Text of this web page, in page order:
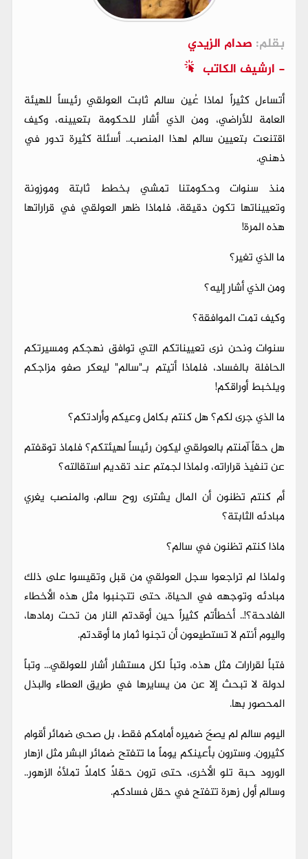
بقلم: صدام الزيدي
- ارشيف الكاتب
أتساءل كثيراً لماذا عُين سالم ثابت العولقي رئيساً للهيئة
العامة للأراضي، ومن الذي أشار للحكومة بتعيينه، وكيف
اقتنعت بتعيين سالم لهذا المنصب.. أسئلة كثيرة تدور في
ذهني.
منذ سنوات وحكومتنا تمشي بخطط ثابتة وموزونة
وتعييناتها تكون دقيقة، فلماذا ظهر العولقي في قراراتها
هذه المرة!
ما الذي تغير؟
ومن الذي أشار إليه؟
وكيف تمت الموافقة؟
سنوات ونحن نرى تعييناتكم التي توافق نهجكم ومسيرتكم
الحافلة بالفساد، فلماذا أتيتم بـ"سالم" ليعكر صفو مزاجكم
ويلخبط أوراقكم!
ما الذي جرى لكم؟ هل كنتم بكامل وعيكم وأرادتكم؟
هل حقاً آمنتم بالعولقي ليكون رئيساً لهيئتكم؟ فلماذ توقفتم
عن تنفيذ قراراته، ولماذا لجمتم عند تقديم استقالته؟
أم كنتم تظنون أن المال يشترى روح سالم، والمنصب يغري
مبادئه الثابتة؟
ماذا كنتم تظنون في سالم؟
ولماذا لم تراجعوا سجل العولقي من قبل وتقيسوا على ذلك
مبادئه وتوجهه في الحياة، حتى تتجنبوا مثل هذه الأخطاء
الفادحة؟!.. أخطأتم كثيراً حين أوقدتم النار من تحت رمادها،
واليوم أنتم لا تستطيعون أن تجنوا ثمار ما أوقدتم.
فتباً لقرارات مثل هذه، وتباً لكل مستشار أشار للعولقي... وتباً
لدولة لا تبحث إلا عن من يسايرها في طريق العطاء والبذل
المحصور بها.
اليوم سالم لم يصحَ ضميره أمامكم فقط، بل صحى ضمائر أقوام
كثيرون. وسترون بأعينكم يوماً ما تتفتح ضمائر البشر مثل ازهار
الورود حبة تلو الأخرى، حتى ترون حقلاً كاملاً تملأهُ الزهور..
وسالم أول زهرة تتفتح في حقل فسادكم.